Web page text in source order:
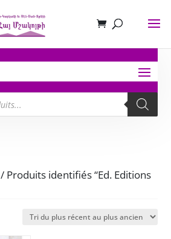
/ Produits identifiés “Ed. Editions